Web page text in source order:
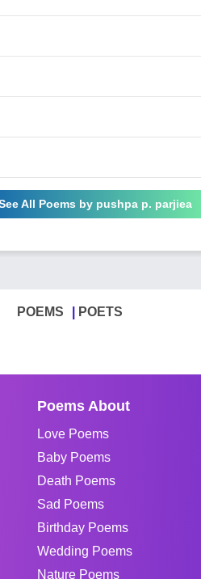
All Poems by pushpa p. parjiea
POEMS POETS
Poems About
Love Poems
Baby Poems
Death Poems
Sad Poems
Birthday Poems
Wedding Poems
Nature Poems